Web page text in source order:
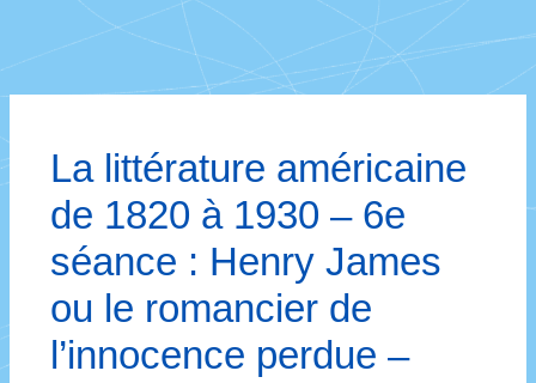
La littérature américaine
de 1820 à 1930 – 6e
séance : Henry James
ou le romancier de
l’innocence perdue –